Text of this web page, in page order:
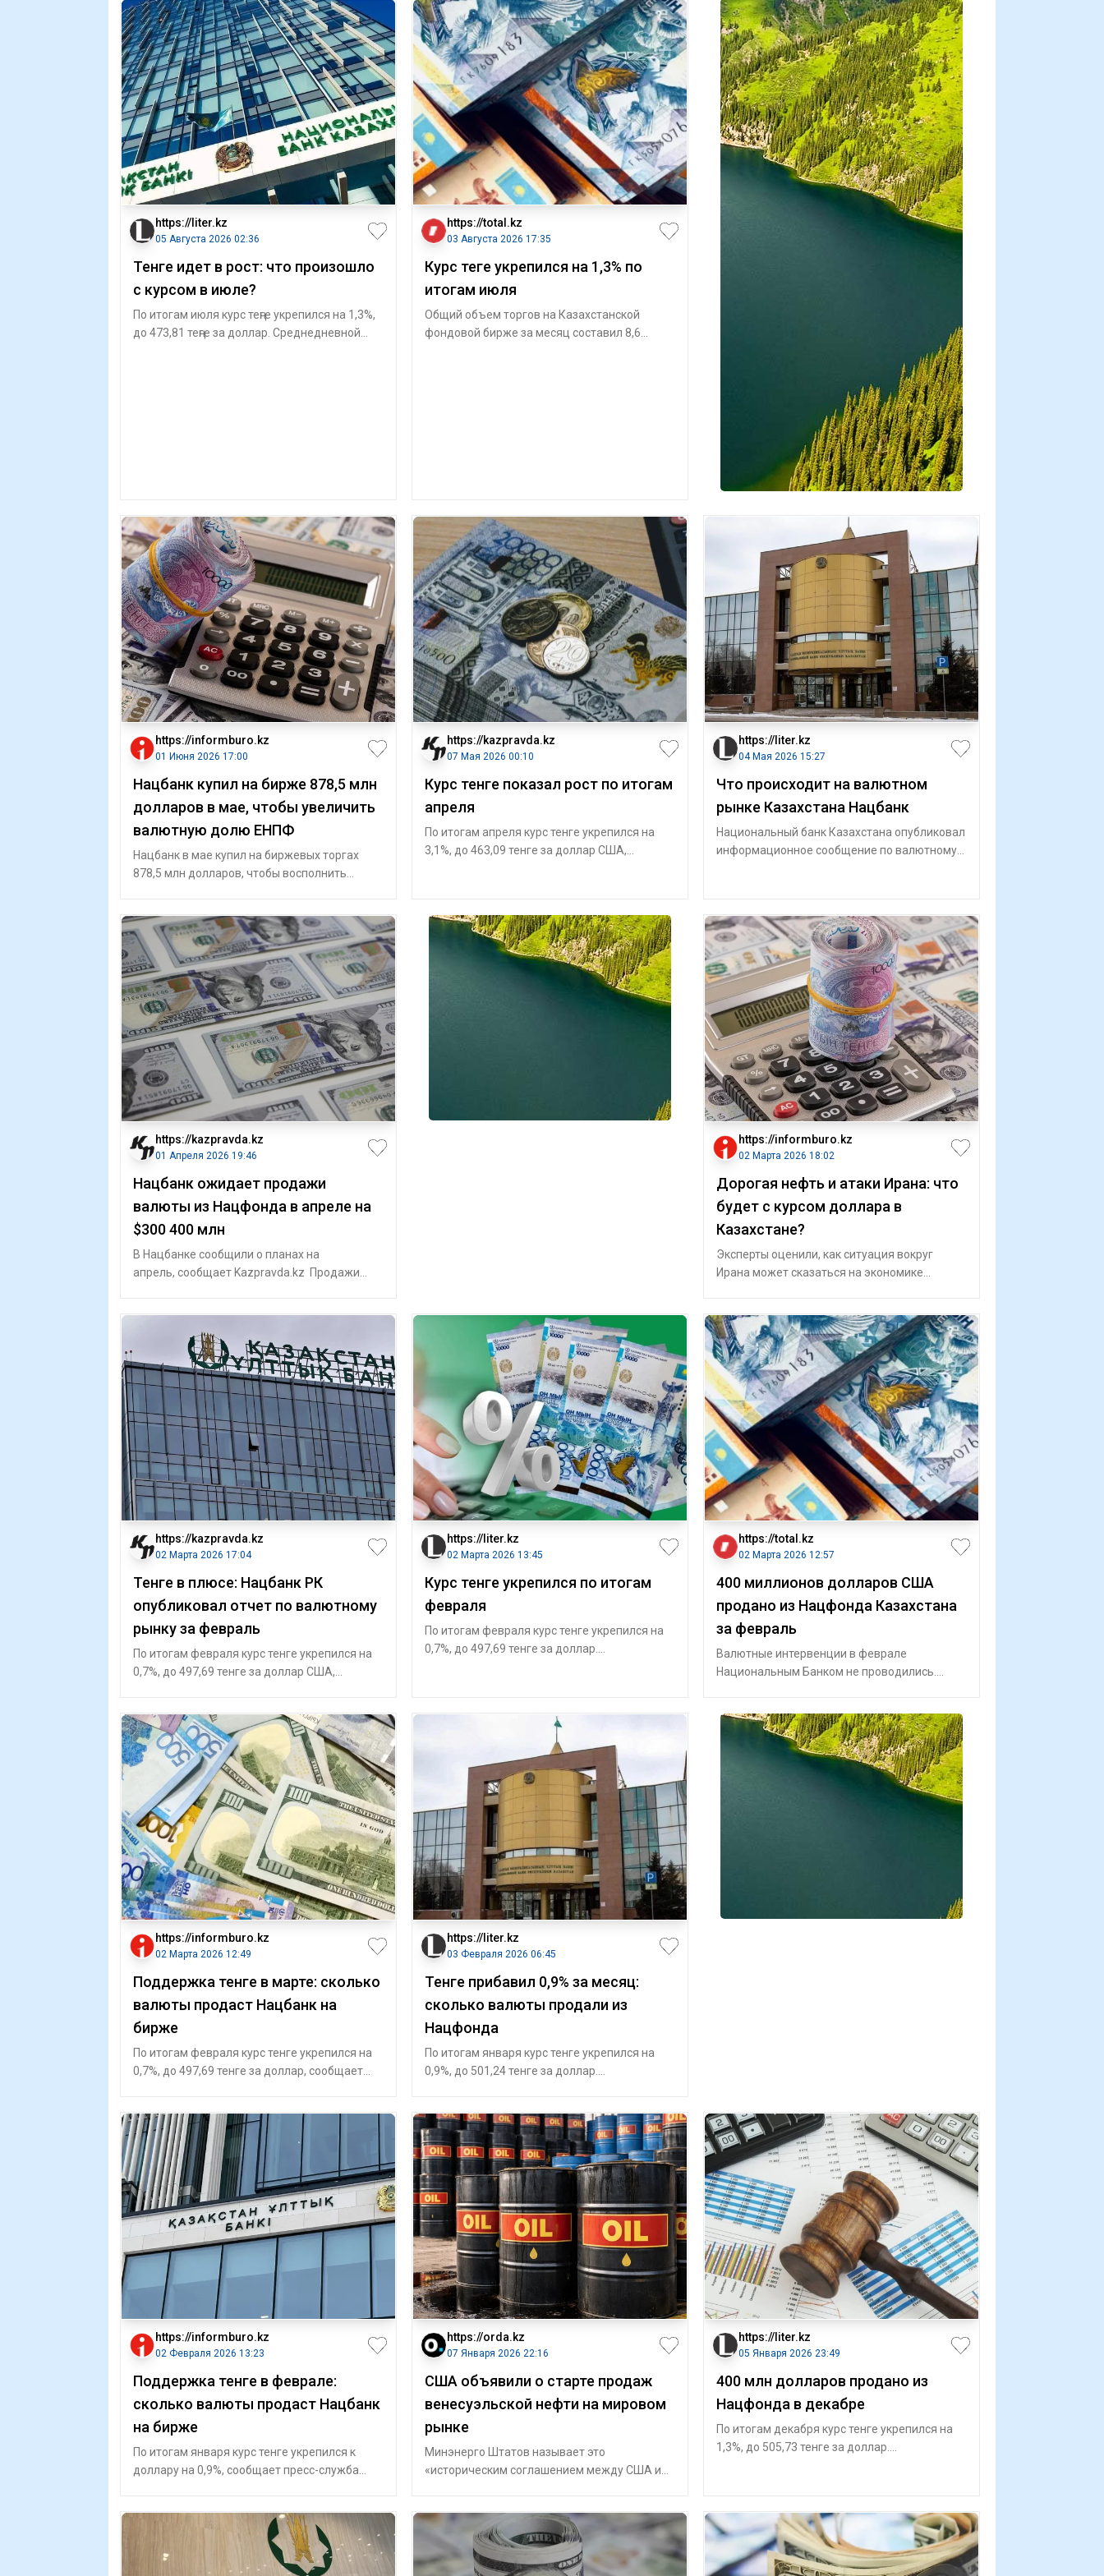
https://liter.kz
05 Августа 2026 02:36
Тенге идет в рост: что произошло
с курсом в июле?
По итогам июля курс теңге укрепился на 1,3%,
до 473,81 теңге за доллар. Среднедневной
https://total.kz
03 Августа 2026 17:35
Курс теңге укрепился на 1,3% по
итогам июля
Общий объем торгов на Казахстанской
фондовой бирже за месяц составил 8,6
https://informburo.kz
01 Июня 2026 17:00
Нацбанк купил на бирже 878,5 млн
долларов в мае, чтобы увеличить
валютную долю ЕНПФ
Нацбанк в мае купил на биржевых торгах
878,5 млн долларов, чтобы восполнить
https://kazpravda.kz
07 Мая 2026 00:10
Курс тенге показал рост по итогам
апреля
По итогам апреля курс тенге укрепился на
3,1%, до 463,09 тенге за доллар США,
https://liter.kz
04 Мая 2026 15:27
Что происходит на валютном
рынке Казахстана Нацбанк
Национальный банк Казахстана опубликовал
информационное сообщение по валютному
https://kazpravda.kz
01 Апреля 2026 19:46
Нацбанк ожидает продажи
валюты из Нацфонда в апреле на
$300 400 млн
В Нацбанке сообщили о планах на
апрель, сообщает Kazpravda.kz Продажи
https://informburo.kz
02 Марта 2026 18:02
Дорогая нефть и атаки Ирана: что
будет с курсом доллара в
Казахстане?
Эксперты оценили, как ситуация вокруг
Ирана может сказаться на экономике
https://kazpravda.kz
02 Марта 2026 17:04
Тенге в плюсе: Нацбанк РК
опубликовал отчет по валютному
рынку за февраль
По итогам февраля курс тенге укрепился на
0,7%, до 497,69 тенге за доллар США,
https://liter.kz
02 Марта 2026 13:45
Курс тенге укрепился по итогам
февраля
По итогам февраля курс тенге укрепился на
0,7%, до 497,69 тенге за доллар.
https://total.kz
02 Марта 2026 12:57
400 миллионов долларов США
продано из Нацфонда Казахстана
за февраль
Валютные интервенции в феврале
Национальным Банком не проводились.
https://informburo.kz
02 Марта 2026 12:49
Поддержка тенге в марте: сколько
валюты продаст Нацбанк на
бирже
По итогам февраля курс тенге укрепился на
0,7%, до 497,69 тенге за доллар, сообщает
https://liter.kz
03 Февраля 2026 06:45
Тенге прибавил 0,9% за месяц:
сколько валюты продали из
Нацфонда
По итогам января курс тенге укрепился на
0,9%, до 501,24 тенге за доллар.
https://informburo.kz
02 Февраля 2026 13:23
Поддержка тенге в феврале:
сколько валюты продаст Нацбанк
на бирже
По итогам января курс тенге укрепился к
доллару на 0,9%, сообщает пресс-служба
https://orda.kz
07 Января 2026 22:16
США объявили о старте продаж
венесуэльской нефти на мировом
рынке
Минэнерго Штатов называет это
«историческим соглашением между США и
https://liter.kz
05 Января 2026 23:49
400 млн долларов продано из
Нацфонда в декабре
По итогам декабря курс тенге укрепился на
1,3%, до 505,73 тенге за доллар.